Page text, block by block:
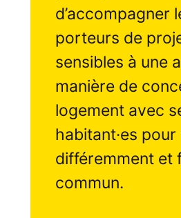
d’accompagner
porteurs de
sensibles à une
manière de
logement avec
habitant·es
différemment et
commun.